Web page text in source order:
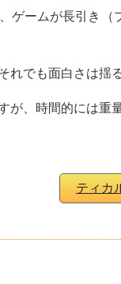
ゲームが長引き
れでも面白さは揺
、時間的には重
ティカ